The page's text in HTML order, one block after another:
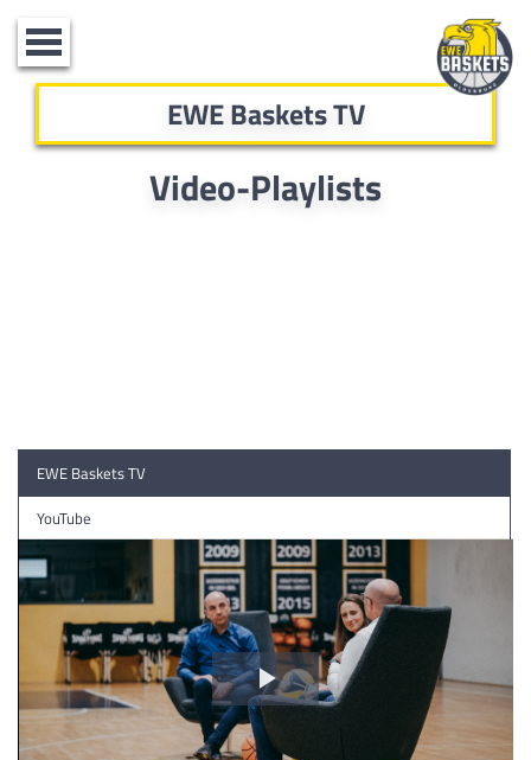
Toggle
navigation
EWE Baskets TV
Video-Playlists
EWE Baskets TV
YouTube
Video